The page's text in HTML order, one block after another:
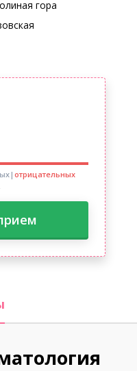
гора
| отрицательных